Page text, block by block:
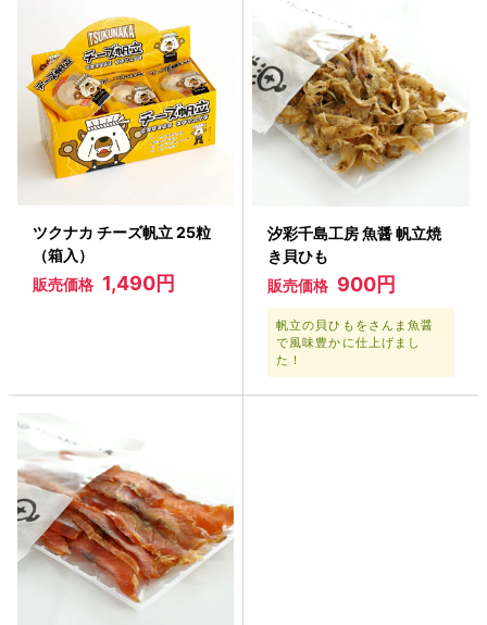
ツクナカ チーズ帆立 25粒
（箱入）
販売価格 1,490円
汐彩千島工房 魚醤 帆立焼
き貝ひも
販売価格 900円
帆立の貝ひもをさんま魚醤
で風味豊かに仕上げまし
た！